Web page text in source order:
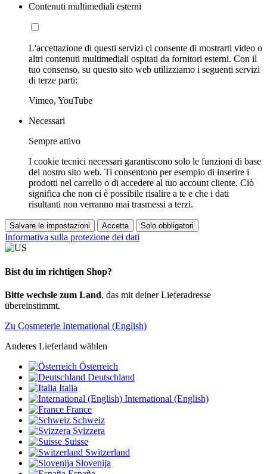
Contenuti multimediali esterni
L'accettazione di questi servizi ci consente di mostrarti video o
altri contenuti multimediali ospitati da fornitori esterni. Con il
tuo consenso, su questo sito web utilizziamo i seguenti servizi
di terze parti:
Vimeo, YouTube
Necessari
Sempre attivo
I cookie tecnici necessari garantiscono solo le funzioni di base
del nostro sito web. Ti consentono per esempio di inserire i
prodotti nel carrello o di accedere al tuo account cliente. Ciò
significa che non ci è possibile risalire a te e che i dati
risultanti non verranno mai trasmessi a terzi.
Salvare le impostazioni Accetta Solo obbligatori
Informativa sulla protezione dei dati
Bist du im richtigen Shop?
Bitte wechsle zum Land, das mit deiner Lieferadresse
übereinstimmt.
Zu Cosmeterie International (English)
Anderes Lieferland wählen
Österreich
Deutschland
Italia
International (English)
France
Schweiz
Svizzera
Suisse
Switzerland
Slovenija